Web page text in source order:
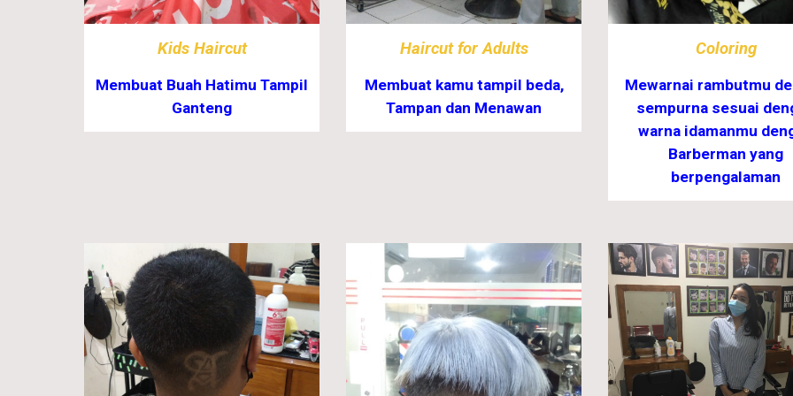
Kids Haircut
Membuat Buah Hatimu Tampil
Ganteng
Haircut for Adults
Membuat kamu tampil beda,
Tampan dan Menawan
Coloring
Mewarnai rambutmu
sempurna sesuai
warna idamanmu
Barberman yang
berpengalaman